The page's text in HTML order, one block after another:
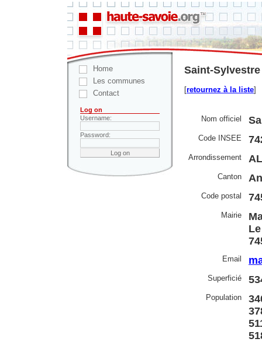
Home
Les communes
Contact
Log on
Username:
Password:
Saint-
[retournez à la liste]
Nom officiel
Code INSEE
Arrondissement
Canton
Code postal
Mairie
Email
Superficié
Population